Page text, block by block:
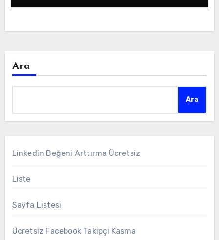
Ara
Ara
Linkedin Beğeni Arttırma Ücretsiz
Liste
Sayfa Listesi
Ücretsiz Facebook Takipçi Kasma